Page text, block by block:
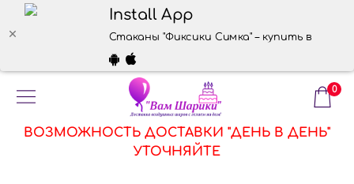
Install App
Стаканы "Фиксики Симка" – купить в
0
ВОЗМОЖНОСТЬ ДОСТАВКИ "ДЕНЬ В ДЕНЬ"
УТОЧНЯЙТЕ